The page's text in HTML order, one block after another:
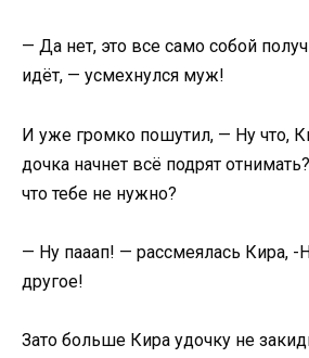
— Да нет, это все само собой
идёт, — усмехнулся муж!
И уже громко пошутил, — Ну что,
дочка начнет всё подрят
что тебе не нужно?
— Ну пааап! — рассмеялась Кира, -
другое!
Зато больше Кира удочку не